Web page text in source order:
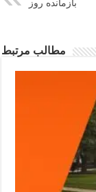
بازمانده روز
مطالب مرتبط